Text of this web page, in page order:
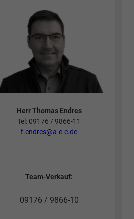
vergleichen
Herr Thomas Endres
Tel: 09176 / 9866-11
t.endres@a-e-e.de
Team-Verkauf:
09176 / 9866-10